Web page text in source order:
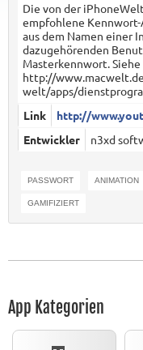
Die von der
empfohlene Kennwort-
aus dem Namen einer
dazugehörenden
Masterkennwort. Siehe
http://
welt/apps/
Link
http://
Entwickler
n3xd
PASSWORT ANIMATION
GAMIFIZIERT
App Kategorien